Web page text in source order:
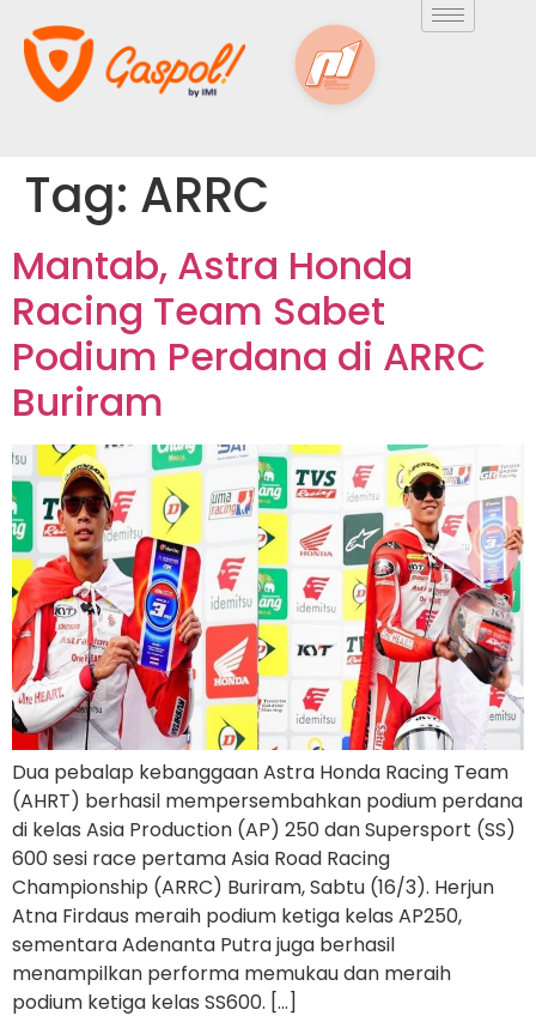
Tag: ARRC
Mantab, Astra Honda
Racing Team Sabet
Podium Perdana di ARRC
Buriram
Dua pebalap kebanggaan Astra Honda Racing Team
(AHRT) berhasil mempersembahkan podium perdana
di kelas Asia Production (AP) 250 dan Supersport (SS)
600 sesi race pertama Asia Road Racing
Championship (ARRC) Buriram, Sabtu (16/3). Herjun
Atna Firdaus meraih podium ketiga kelas AP250,
sementara Adenanta Putra juga berhasil
menampilkan performa memukau dan meraih
podium ketiga kelas SS600. […]